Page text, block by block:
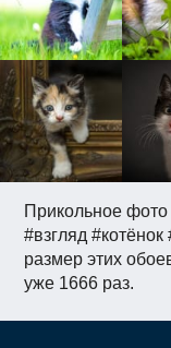
Прикольное
#взгляд
размер этих
уже 1666 раз.